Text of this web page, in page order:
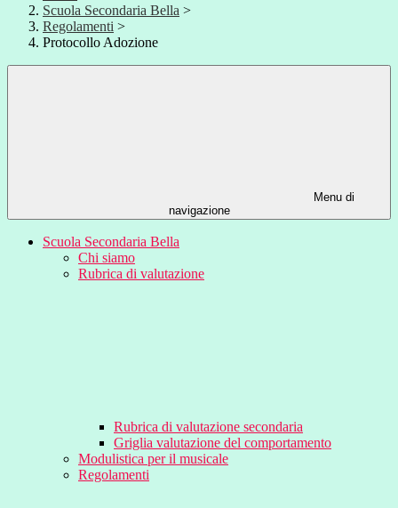
Scuola Secondaria Bella >
Regolamenti >
Protocollo Adozione
Menu di
navigazione
Scuola Secondaria Bella
Chi siamo
Rubrica di valutazione
Rubrica di valutazione secondaria
Griglia valutazione del comportamento
Modulistica per il musicale
Regolamenti